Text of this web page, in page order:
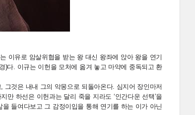
이유로 암살위협을 받는 왕 대신 왕좌에 앉아 왕을 연기
)다. 이규는 이헌을 모처에 옮겨 놓고 마약에 중독되고 환
것은 내내 그의 악몽으로 되돌아온다. 심지어 장인마저
하선은 이헌과는 달리 죽을 지라도 ‘인간다운 선택’을
들여다보고 그 감정이입을 통해 연기를 하는 이가 아닌